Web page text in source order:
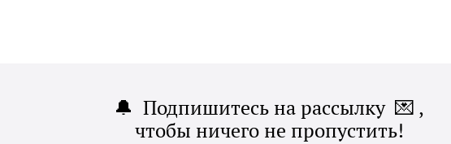
🔔 Подпишитесь на рассылку 💌 ,
чтобы ничего не пропустить!